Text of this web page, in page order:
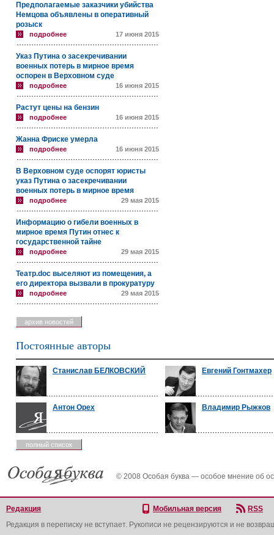
Предполагаемые заказчики убийства
Немцова объявлены в оперативный
розыск
подробнее 17 июня 2015
Указ Путина о засекречивании
военных потерь в мирное время
оспорен в Верховном суде
подробнее 16 июня 2015
Растут цены на бензин
подробнее 16 июня 2015
Жанна Фриске умерла
подробнее 16 июня 2015
В Верховном суде оспорят юристы
указ Путина о засекречивании
военных потерь в мирное время
подробнее 29 мая 2015
Информацию о гибели военных в
мирное время Путин отнес к
государственной тайне
подробнее 29 мая 2015
Театр.doc выселяют из помещения, а
его директора вызвали в прокуратуру
подробнее 29 мая 2015
архив новостей
Постоянные авторы
Станислав БЕЛКОВСКИЙ Евгений Гонтмахер
Антон Орех Владимир Рыжков
полный список
© 2008 Особая буква — особое мнение об
Редакция Мобильная версия
RSS
Редакция в переписку не вступает. Рукописи не рецензируются и не